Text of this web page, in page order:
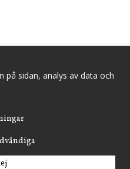
och betalar mot faktura,
kontokort.
Wikinggruppen
på sidan, analys av data och